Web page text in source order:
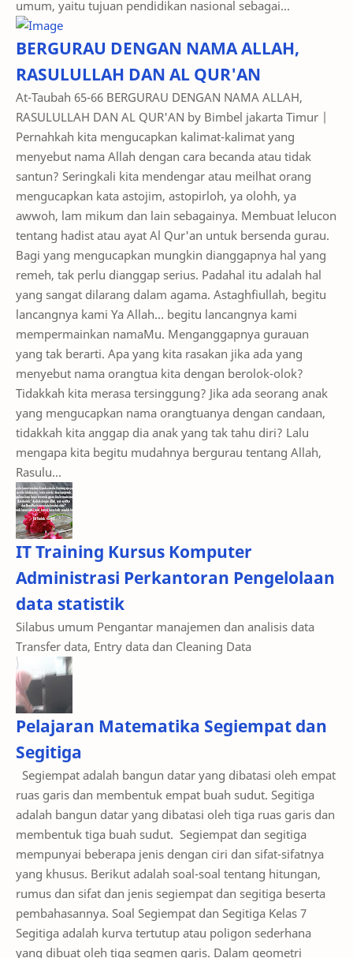
BERGURAU DENGAN NAMA ALLAH,
RASULULLAH DAN AL QUR'AN
At-Taubah 65-66 BERGURAU DENGAN NAMA ALLAH,
RASULULLAH DAN AL QUR'AN by Bimbel jakarta Timur |
Pernahkah kita mengucapkan kalimat-kalimat yang
menyebut nama Allah dengan cara becanda atau tidak
santun? Seringkali kita mendengar atau meilhat orang
mengucapkan kata astojim, astopirloh, ya olohh, ya
awwoh, lam mikum dan lain sebagainya. Membuat lelucon
tentang hadist atau ayat Al Qur'an untuk bersenda gurau.
Bagi yang mengucapkan mungkin dianggapnya hal yang
remeh, tak perlu dianggap serius. Padahal itu adalah hal
yang sangat dilarang dalam agama. Astaghfiullah, begitu
lancangnya kami Ya Allah... begitu lancangnya kami
mempermainkan namaMu. Menganggapnya gurauan
yang tak berarti. Apa yang kita rasakan jika ada yang
menyebut nama orangtua kita dengan berolok-olok?
Tidakkah kita merasa tersinggung? Jika ada seorang anak
yang mengucapkan nama orangtuanya dengan candaan,
tidakkah kita anggap dia anak yang tak tahu diri? Lalu
mengapa kita begitu mudahnya bergurau tentang Allah,
Rasulu...
IT Training Kursus Komputer
Administrasi Perkantoran Pengelolaan
data statistik
Silabus umum Pengantar manajemen dan analisis data
Transfer data, Entry data dan Cleaning Data
Pelajaran Matematika Segiempat dan
Segitiga
Segiempat adalah bangun datar yang dibatasi oleh empat
ruas garis dan membentuk empat buah sudut. Segitiga
adalah bangun datar yang dibatasi oleh tiga ruas garis dan
membentuk tiga buah sudut. Segiempat dan segitiga
mempunyai beberapa jenis dengan ciri dan sifat-sifatnya
yang khusus. Berikut adalah soal-soal tentang hitungan,
rumus dan sifat dan jenis segiempat dan segitiga beserta
pembahasannya. Soal Segiempat dan Segitiga Kelas 7
Segitiga adalah kurva tertutup atau poligon sederhana
yang dibuat oleh tiga segmen garis. Dalam geometri
Euclidean, setiap tiga titik, khususnya non-collinear,